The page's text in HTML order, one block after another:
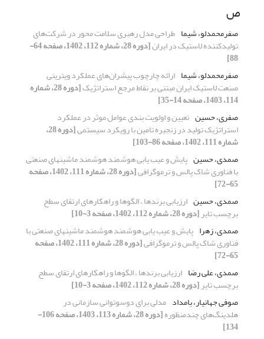
ص
صفرمحمدلو، شیما طراحی مدل رهبری سلامت محور در شرکت‌های
تولیدکننده لاستیک در ایران [دوره 28، شماره 112، 1402، صفحه 64-
88]
صفرمحمدلو، شیما ارائه چارچوب پیشران‌های عملکرد ویترینی
صنعت لاستیک ایران مبتنی بر نقاط مرجع استراتژیک [دوره 28، شماره
114، 1403، صفحه 14-35]
صفری، حسین تعیین و اولویت بندی عوامل موثر در عملکرد
استراتژیک تولید در زنجیره تامین با رویکرد سیستمی [دوره 28،
شماره 111، 1402، صفحه 86-103]
صمدی، حسین پایش و عیب یابی هوشمند هوشمند ماشینهای صنعتی
با فناوری شاک پالس و ترموگرافی [دوره 28، شماره 111، 1402، صفحه
65-72]
صمدی، حسین ارزیابی برندها ، الگوها و راهکارهای ارتقای سطح
برچسب تایر[دوره 28، شماره 112، 1402، صفحه 3-10]
صمدی، زهرا پایش و عیب یابی هوشمند هوشمند ماشینهای صنعتی با
فناوری شاک پالس و ترموگرافی [دوره 28، شماره 111، 1402، صفحه
65-72]
صمدی، علی رضا ارزیابی برندها ، الگوها و راهکارهای ارتقای سطح
برچسب تایر[دوره 28، شماره 112، 1402، صفحه 3-10]
صوفی جهانیار، بامداد مدلی برای دوسوتوانی سازمانی در
هلدینگ‌های چندمنظوره [دوره 28، شماره 113، 1403، صفحه 106-
134]